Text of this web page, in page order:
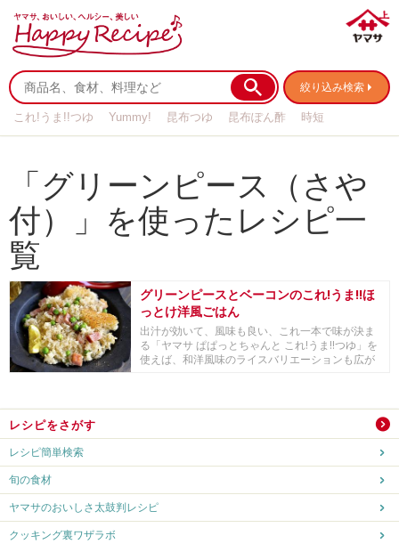
絞り込み検索
これ!うま!!つゆ Yummy! 昆布つゆ 昆布ぽん酢
時短
「グリーンピース（さや
付）」を使ったレシピ一
覧
グリーンピースとベーコンのこれ!うま!!ほ
っとけ洋風ごはん
出汁が効いて、風味も良い、これ一本で味が決ま
る「ヤマサ ぱぱっとちゃんと これ!うま!!つゆ」を
使えば、和洋風味のライスバリエーションも広が
レシピをさがす
レシピ簡単検索
旬の食材
ヤマサのおいしさ太鼓判レシピ
クッキング裏ワザラボ